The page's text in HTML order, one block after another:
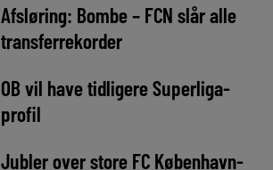
Afsløring: Bombe – FCN slår alle
transferrekorder
OB vil have tidligere Superliga-
profil
Jubler over store FC København-